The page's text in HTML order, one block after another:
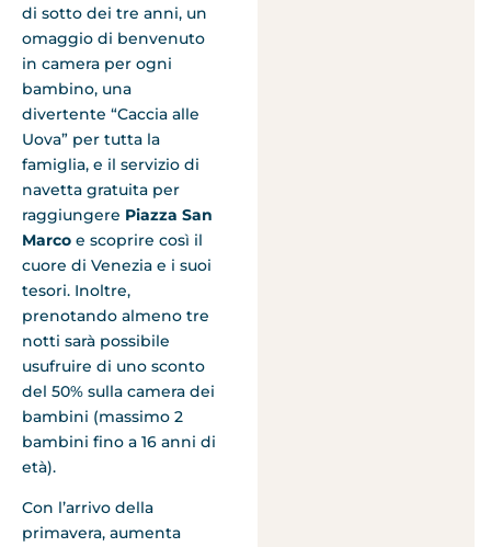
di sotto dei tre anni, un
omaggio di benvenuto
in camera per ogni
bambino, una
divertente “Caccia alle
Uova” per tutta la
famiglia, e il servizio di
navetta gratuita per
raggiungere Piazza San
Marco e scoprire così il
cuore di Venezia e i suoi
tesori. Inoltre,
prenotando almeno tre
notti sarà possibile
usufruire di uno sconto
del 50% sulla camera dei
bambini (massimo 2
bambini fino a 16 anni di
età).
Con l’arrivo della
primavera, aumenta